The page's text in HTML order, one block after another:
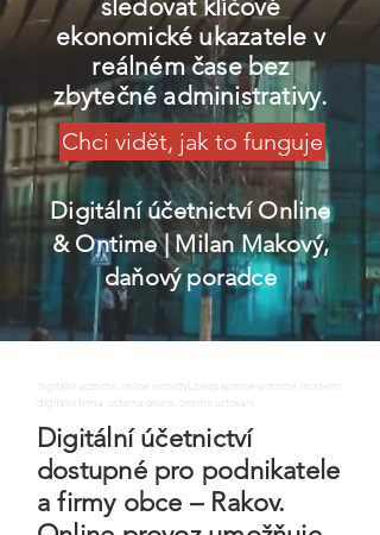
sledovat klíčové
ekonomické ukazatele v
reálném čase bez
zbytečné administrativy.
Chci vidět, jak to funguje
Digitální účetnictví Online
& Ontime| Milan Makový,
daňový poradce
digitalni uctnictvi, online uctnictvi, bezpapirove uctnictvi, moderni
digitalni firma, uctarna online, ontime uctovani
Digitální účetnictví
dostupné pro podnikatele
a firmy obce – Rakov.